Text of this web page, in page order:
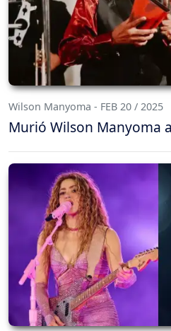
Wilson Manyoma - FEB 20 / 2025
Murió Wilson Manyoma